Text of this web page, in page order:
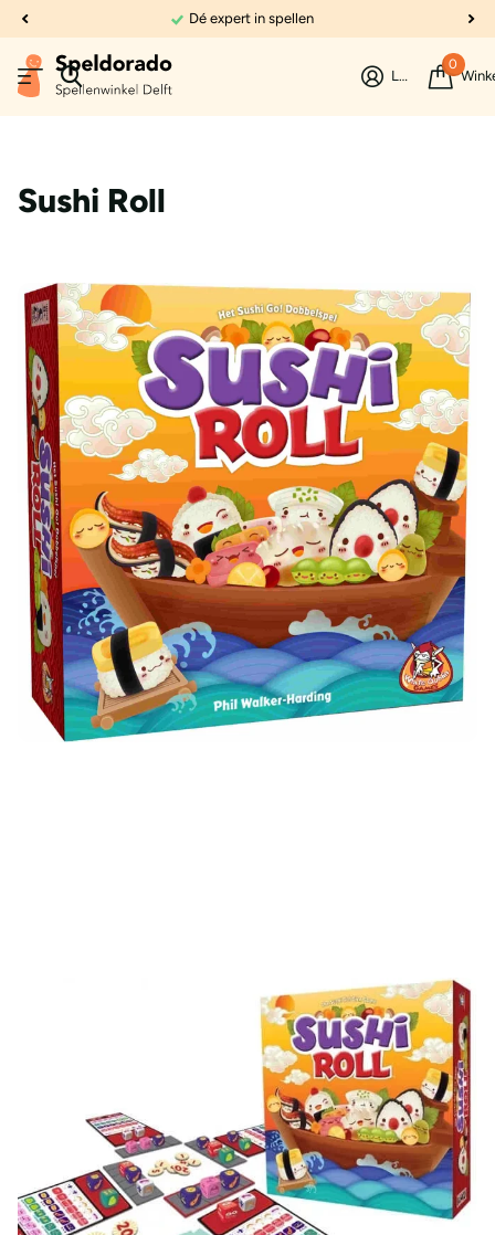
Dé expert in spellen
Login
0
Sushi Roll